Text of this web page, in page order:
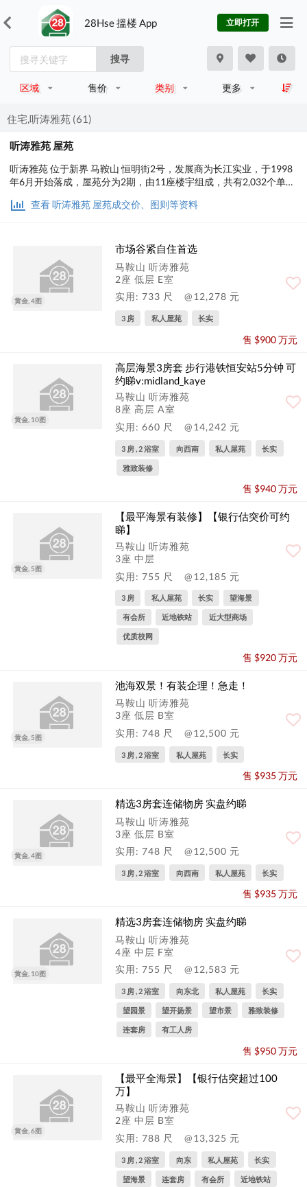
28Hse 搵楼 App 立即打开
搜寻
区域 售价 类别 更多
住宅,听涛雅苑 (61)
听涛雅苑 屋苑
听涛雅苑 位于新界 马鞍山 恒明街2号，发展商为长江实业，于1998
年6月开始落成，屋苑分为2期，由11座楼宇组成，共有2,032个单
会所、泳池、儿童设施、运动设施、娱乐设施、美容/保健；交通便
查看 听涛雅苑 屋苑成交价、图则等资料
黄金, 4图
市场谷紧自住首选
马鞍山 听涛雅苑
2座 低层 E室
实用: 733 尺
@12,278 元
3 房 私人屋苑 长实
售 $900 万元
黄金, 10图
高层海景3房套 步行港铁恒安站5分钟 可
约睇v:midland_kaye
马鞍山 听涛雅苑
8座 高层 A室
实用: 660 尺
@14,242 元
3 房 , 2 浴室 向西南 私人屋苑 长实
雅致装修
售 $940 万元
黄金, 5图
【最平海景有装修】【银行估突价可约
睇】
马鞍山 听涛雅苑
3座 中层
实用: 755 尺
@12,185 元
3 房 私人屋苑 长实 望海景
有会所 近地铁站 近大型商场
优质校网
售 $920 万元
黄金, 5图
池海双景！有装企理！急走！
马鞍山 听涛雅苑
3座 低层 B室
实用: 748 尺
@12,500 元
3 房 , 2 浴室 私人屋苑 长实
售 $935 万元
黄金, 4图
精选3房套连储物房 实盘约睇
马鞍山 听涛雅苑
3座 低层 B室
实用: 748 尺
@12,500 元
3 房 , 2 浴室 向西南 私人屋苑 长实
售 $935 万元
黄金, 10图
精选3房套连储物房 实盘约睇
马鞍山 听涛雅苑
4座 中层 F室
实用: 755 尺
@12,583 元
3 房 , 2 浴室 向东北 私人屋苑 长实
望园景 望开扬景 望市景 雅致装修
连套房 有工人房
售 $950 万元
黄金, 6图
【最平全海景】【银行估突超过100
万】
马鞍山 听涛雅苑
2座 中层 B室
实用: 788 尺
@13,325 元
3 房 , 2 浴室 向东 私人屋苑 长实
望海景 连套房 有会所 近地铁站